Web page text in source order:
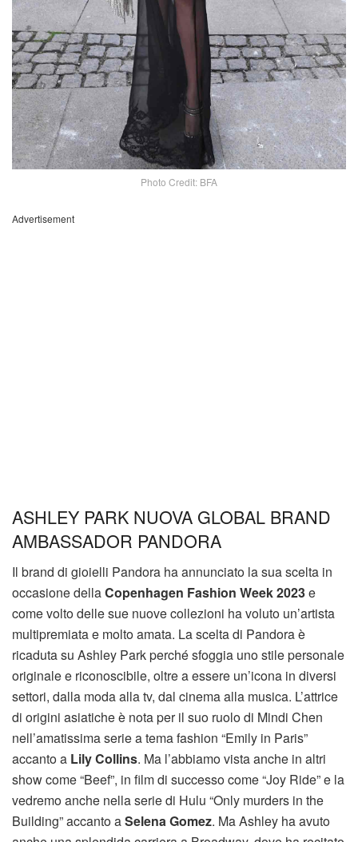
Photo Credit: BFA
Advertisement
ASHLEY PARK NUOVA GLOBAL BRAND
AMBASSADOR PANDORA
Il brand di gioielli Pandora ha annunciato la sua scelta in
occasione dellaCopenhagen Fashion Week 2023e
come volto delle sue nuove collezioni ha voluto un’artista
multipremiata e molto amata. La scelta di Pandora è
ricaduta su Ashley Park perché sfoggia uno stile personale
originale e riconoscibile, oltre a essere un’icona in diversi
settori, dalla moda alla tv, dal cinema alla musica. L’attrice
di origini asiatiche è nota per il suo ruolo di Mindi Chen
nell’amatissima serie a tema fashion “Emily in Paris”
accanto a Lily Collins. Ma l’abbiamo vista anche in altri
show come “Beef”, in film di successo come “Joy Ride” e la
vedremo anche nella serie di Hulu “Only murders in the
Building” accanto aSelena Gomez. Ma Ashley ha avuto